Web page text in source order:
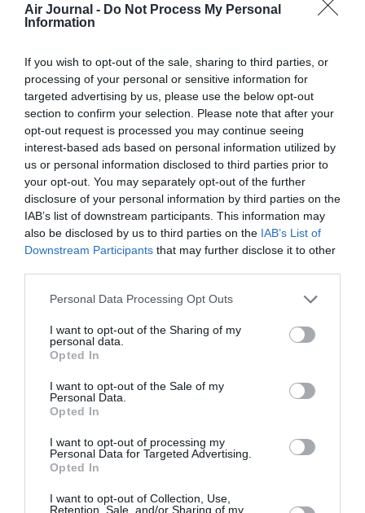
Air Journal - Do Not Process My Personal
Information
If you wish to opt-out of the sale, sharing to third parties, or
processing of your personal or sensitive information for
targeted advertising by us, please use the below opt-out
section to confirm your selection. Please note that after your
opt-out request is processed you may continue seeing
interest-based ads based on personal information utilized by
us or personal information disclosed to third parties prior to
your opt-out. You may separately opt-out of the further
disclosure of your personal information by third parties on the
IAB’s list of downstream participants. This information may
also be disclosed by us to third parties on the IAB’s List of
Downstream Participants that may further disclose it to other
Personal Data Processing Opt Outs
I want to opt-out of the Sharing of my
personal data.
Opted In
I want to opt-out of the Sale of my
Personal Data.
Opted In
I want to opt-out of processing my
Personal Data for Targeted Advertising.
Opted In
I want to opt-out of Collection, Use,
Retention, Sale, and/or Sharing of my
ARAFAT a commenté :
29 janvier 2021 - 11 h 06
Je ne comprend pas pourquoi, il n’y a pas de vol low-cost de
NICE vers ALGER et vis versa
Car le département des alpes maritimes compte plus d’un
million d’habitants, mais surtout qu’il a plus de 30%
D’ALGERIEN.
C’est un créneau, qui peut rapporter gros !!!
RÉPONDRE
Bernarda commenté :
29 janvier 2021 - 13 h 19
attribué l’année dernière à Air France côté français. Je crois
qu’erlle exiqte qu’en été deux fois par semaine .
Redaa commenté :
11 février 2021 - 11 h 20
déprime de centaines de milliers d’Algeriens, une perte de 41